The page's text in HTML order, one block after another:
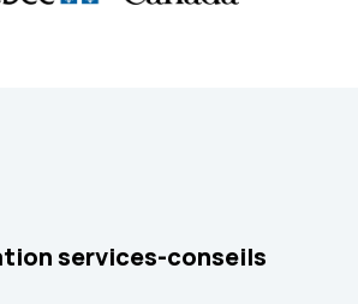
services-conseils